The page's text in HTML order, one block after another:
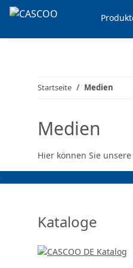
Startseite Medien
Medien
Hier können Sie
-
Kataloge